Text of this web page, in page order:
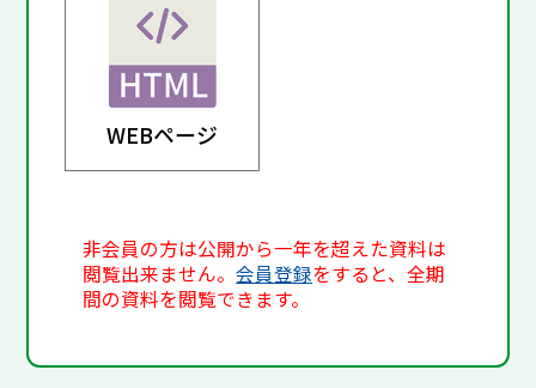
WEBページ
非会員の方は公開から一年を超えた資料は
閲覧出来ません。会員登録をすると、全期
間の資料を閲覧できます。